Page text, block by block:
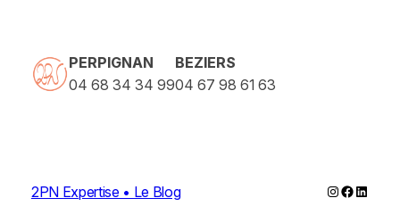
PERPIGNAN
04 68 34 34 99
BEZIERS
04 67 98 61 63
2PN Expertise • Le Blog Instagram